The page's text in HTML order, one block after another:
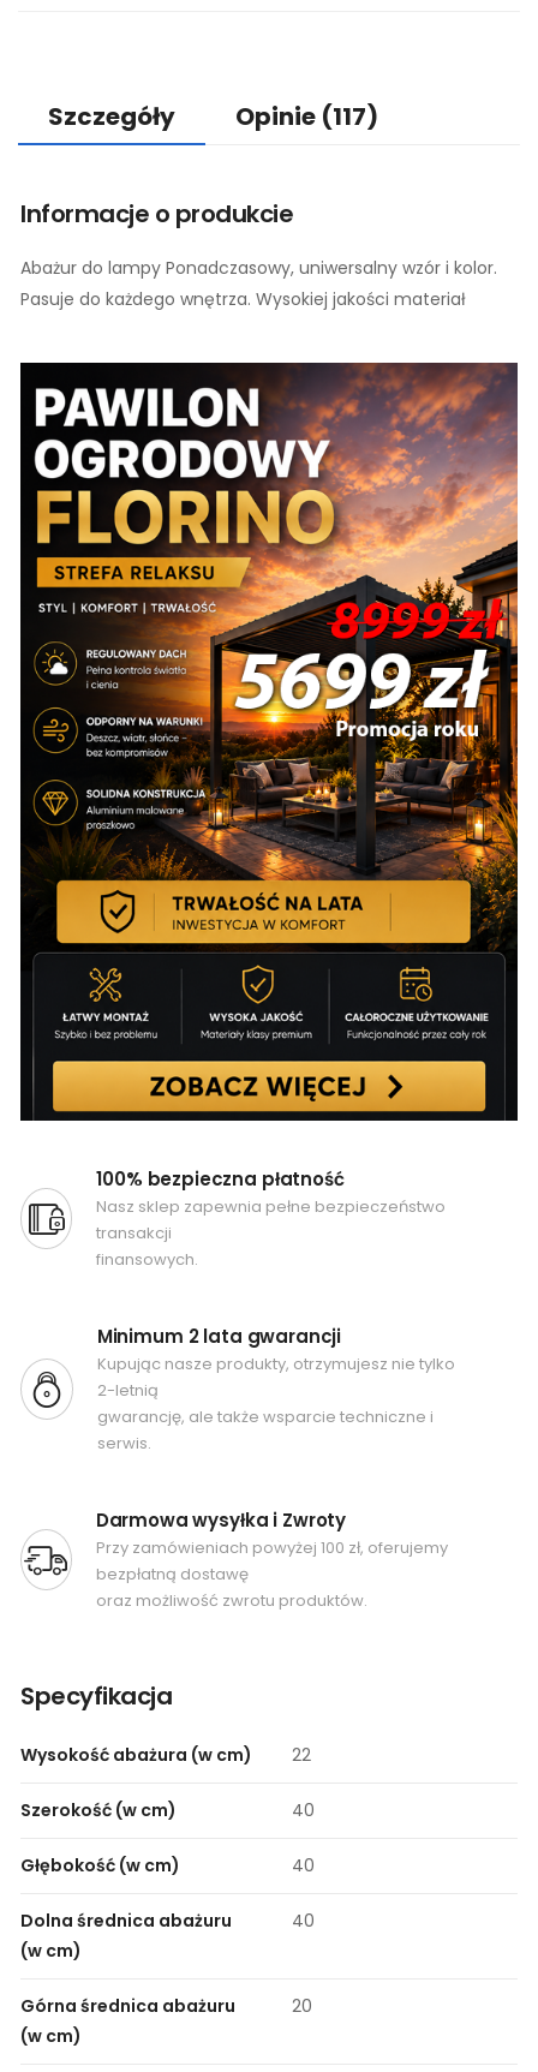
Szczegóły Opinie (117)
Informacje o produkcie
Abażur do lampy Ponadczasowy, uniwersalny wzór i kolor.
Pasuje do każdego wnętrza. Wysokiej jakości materiał
100% bezpieczna płatność
Nasz sklep zapewnia pełne bezpieczeństwo
transakcji
finansowych.
Minimum 2 lata gwarancji
Kupując nasze produkty, otrzymujesz nie tylko
2-letnią
gwarancję, ale także wsparcie techniczne i
serwis.
Darmowa wysyłka i Zwroty
Przy zamówieniach powyżej 100 zł, oferujemy
bezpłatną dostawę
oraz możliwość zwrotu produktów.
Specyfikacja
Wysokość abażura (w cm) 22
Szerokość (w cm) 40
Głębokość (w cm) 40
Dolna średnica abażuru
(w cm)
40
Górna średnica abażuru
(w cm)
20